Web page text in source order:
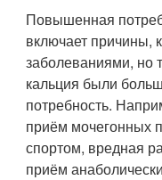
Повышенная
включает причины,
заболеваниями, но
кальция были
потребность.
приём мочегонных
спортом, вредная
приём